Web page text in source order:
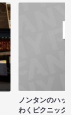
ノンタンのハッ
わくピクニック